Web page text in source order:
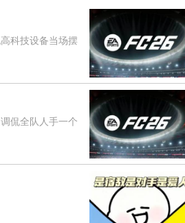
科技设备当场摆
侃全队人手一个